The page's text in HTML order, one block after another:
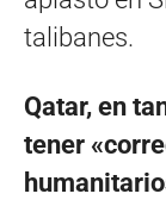
talibanes.
Qatar, en
tener